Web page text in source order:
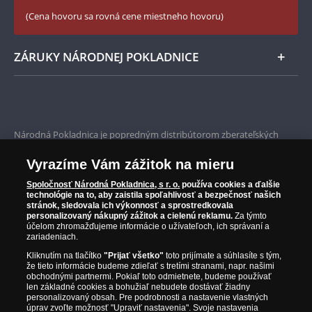
(Cena hovoru sa rovná cene miestneho hovoru)
ZÁRUKY NÁRODNEJ POKLADNICE
Iba originálne produkty
Národná Pokladnica je popredným distribútorom zberateľských
od roku 2010.
Národná Pokladnica je oficiálnym distribútorom numizmatických
emisií z viac ako 50 krajín, vrátane známych mincovní a emitentov
ako je Britská kráľovská mincovňa, Kráľovská kanadská mincovňa,
Parížska mincovňa, Nórska mincovňa, Fínska mincovňa alebo
Austrálska mincovňa Perth. Spoločnosť svojim zákazníkom a
zberateľom garantuje, že všetky produkty sú v originálnej a v
autentickosti.
Vyrazíme Vám zážitok na mieru
Spoločnosť Národná Pokladnica, s r. o. používa cookies a ďalšie
technológie na to, aby zaistila spoľahlivosť a bezpečnosť našich
stránok, sledovala ich výkonnosť a sprostredkovala
personalizovaný nákupný zážitok a cielenú reklamu. Za týmto
účelom zhromažďujeme informácie o užívateľoch, ich správaní a
zariadeniach.
Kliknutím na tlačítko"Prijať všetko" toto prijímate a súhlasíte s tým,
že tieto informácie budeme zdieľať s tretími stranami, napr. našimi
obchodnými partnermi. Pokiaľ toto odmietnete, budeme používať
len základné cookies a bohužiaľ nebudete dostávať žiadny
personalizovaný obsah. Pre podrobnosti a nastavenie vlastných
úprav zvoľte možnosť "Upraviť nastavenia". Svoje nastavenia